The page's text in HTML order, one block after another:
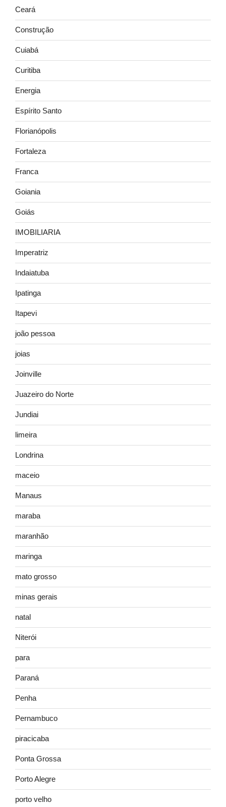
Ceará
Construção
Cuiabá
Curitiba
Energia
Espírito Santo
Florianópolis
Fortaleza
Franca
Goiania
Goiás
IMOBILIARIA
Imperatriz
Indaiatuba
Ipatinga
Itapevi
joão pessoa
joias
Joinville
Juazeiro do Norte
Jundiai
limeira
Londrina
maceio
Manaus
maraba
maranhão
maringa
mato grosso
minas gerais
natal
Niterói
para
Paraná
Penha
Pernambuco
piracicaba
Ponta Grossa
Porto Alegre
porto velho